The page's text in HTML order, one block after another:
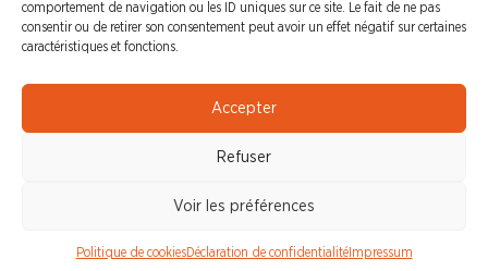
comportement de navigation ou les ID uniques sur ce site. Le fait de ne pas
consentir ou de retirer son consentement peut avoir un effet négatif sur certaines
caractéristiques et fonctions.
Accepter
Refuser
Voir les préférences
Politique de cookiesDéclaration de confidentialitéImpressum
L'UFFA
PRESSE
Communiqué de Presse
Revue de Presse
© CFDT Orange | Mentions Légales |
Protection des